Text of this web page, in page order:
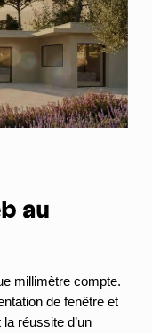
au
millimètre compte.
de fenêtre et
réussite d’un